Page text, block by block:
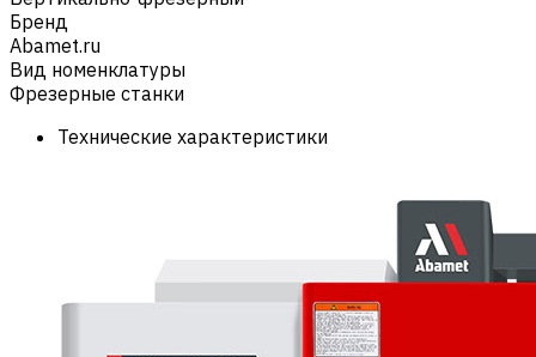
Бренд
Abamet.ru
Вид номенклатуры
Фрезерные станки
Технические характеристики